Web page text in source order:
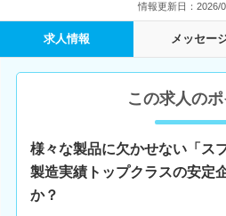
情報更新日：2026/
求人情報 メッセー
この求人のポ
様々な製品に欠かせない「ス
製造実績トップクラスの安定
か？